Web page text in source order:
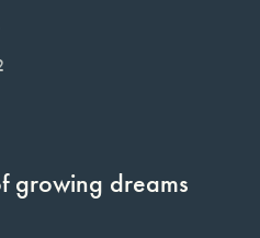
growing dreams